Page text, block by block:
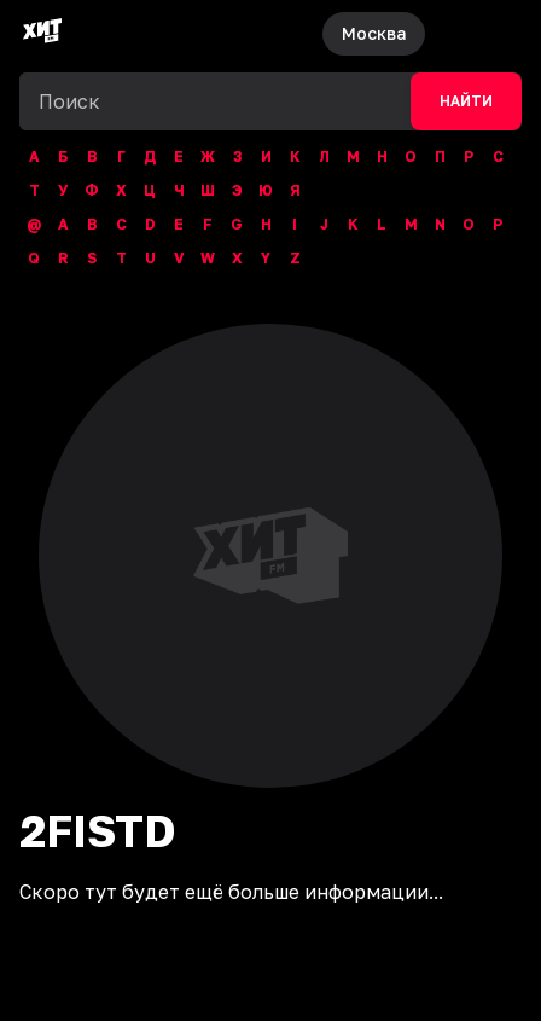
Москва
НАЙТИ
А Б В Г Д Е Ж З И К Л М Н О П Р
С
Т
У Ф Х Ц Ч Ш Э Ю
Я
@
A B C D E F G H I J K L M N O
P
Q
R S T U V W X Y Z
2FISTD
Скоро тут будет ещё больше информации...